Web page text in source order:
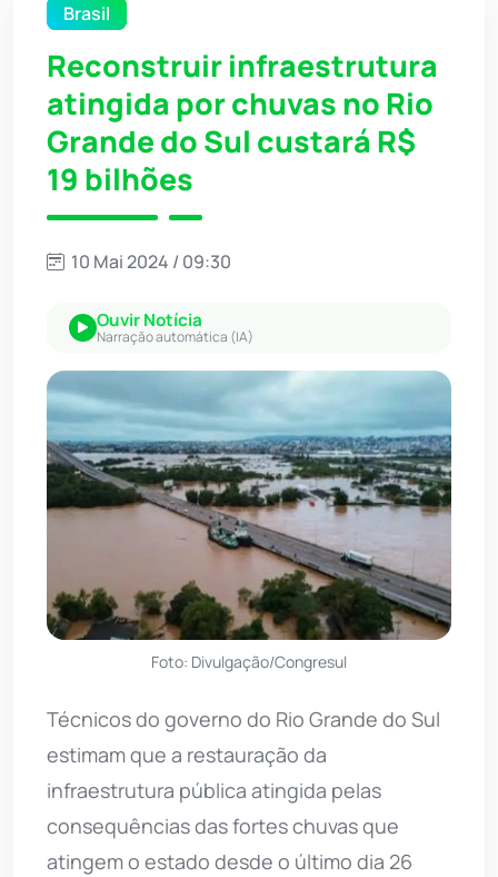
Brasil
Reconstruir infraestrutura
atingida por chuvas no Rio
Grande do Sul custará R$
19 bilhões
10 Mai 2024 / 09:30
Ouvir Notícia
Narração automática (IA)
Foto: Divulgação/Congresul
Técnicos do governo do Rio Grande do Sul
estimam que a restauração da
infraestrutura pública atingida pelas
consequências das fortes chuvas que
atingem o estado desde o último dia 26